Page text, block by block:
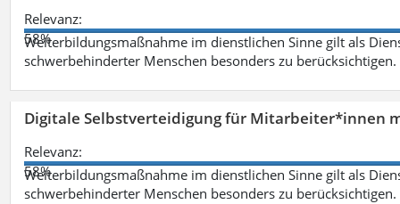
Relevanz:
58%
Weiterbildungsmaßnahme im dienstlichen Sinne gilt als
schwerbehinderter Menschen besonders zu berücksichtigen.
Digitale Selbstverteidigung für Mitarbeiter*innen
Relevanz:
58%
Weiterbildungsmaßnahme im dienstlichen Sinne gilt als
schwerbehinderter Menschen besonders zu berücksichtigen.